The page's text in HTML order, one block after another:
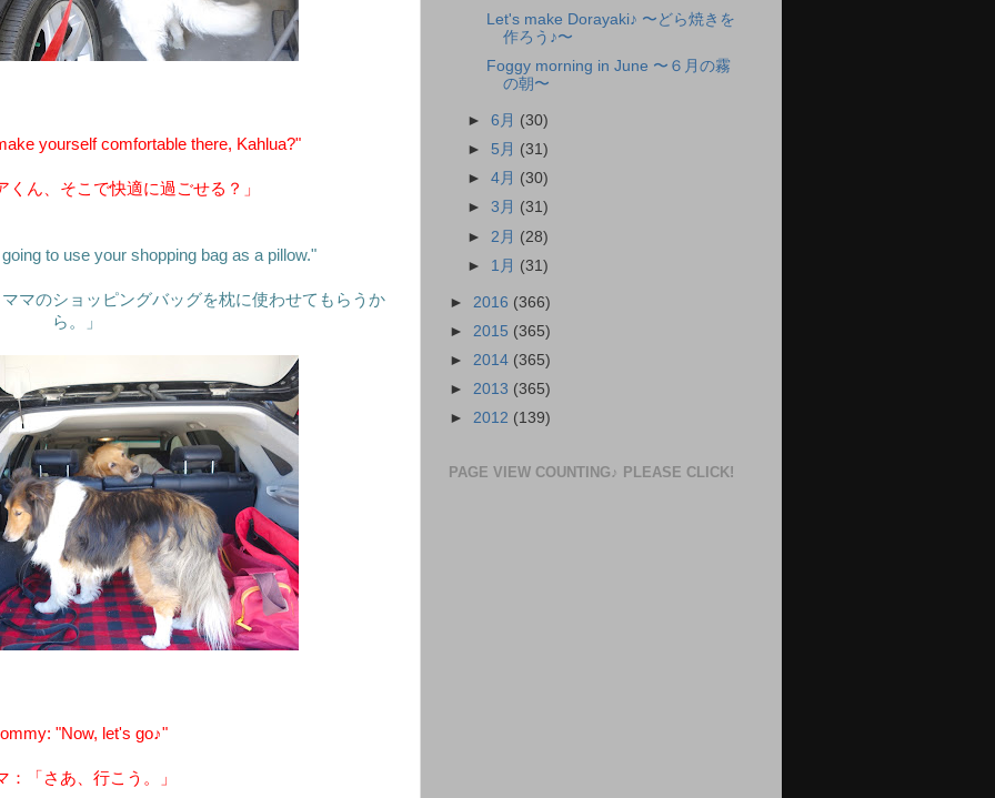
yourself comfortable there, Kahlua?"
くん、そこで快適に過ごせる？」
to use your shopping bag as a pillow."
マのショッピングバッグを枕に使わせてもらうか
ら。」
"Now, let's go♪"
：「さあ、行こう。」
Let's make Dorayaki♪ 〜どら焼きを
作ろう♪〜
Foggy morning in June 〜６月の霧
の朝〜
►6月 (30)
► 5月 (31)
►4月 (30)
►3月 (31)
► 2月 (28)
► 1月 (31)
► 2016 (366)
► 2015 (365)
► 2014 (365)
► 2013 (365)
► 2012 (139)
PAGE VIEW COUNTING♪ PLEASE CLICK!